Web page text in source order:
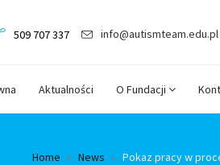
509 707 337 info@autismteam.edu.pl
Aktualności O Fundacji
Home News Pokaz pracy w